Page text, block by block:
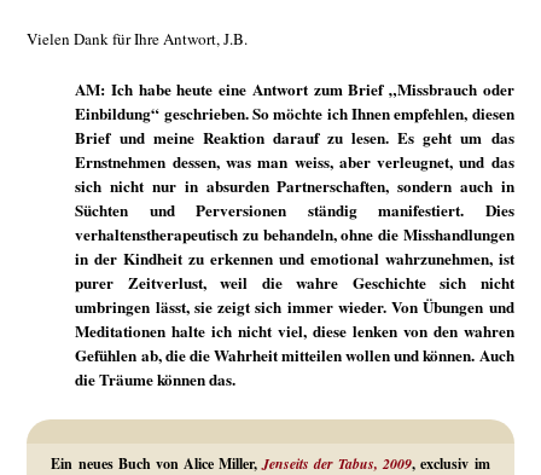
Vielen Dank für Ihre Antwort, J.B.
AM: Ich habe heute eine Antwort zum Brief „Missbrauch oder
Einbildung“ geschrieben. So möchte ich Ihnen empfehlen, diesen
Brief und meine Reaktion darauf zu lesen. Es geht um das
Ernstnehmen dessen, was man weiss, aber verleugnet, und das
sich nicht nur in absurden Partnerschaften, sondern auch in
Süchten und Perversionen ständig manifestiert. Dies
verhaltenstherapeutisch zu behandeln, ohne die Misshandlungen
in der Kindheit zu erkennen und emotional wahrzunehmen, ist
purer Zeitverlust, weil die wahre Geschichte sich nicht
umbringen lässt, sie zeigt sich immer wieder. Von Übungen und
Meditationen halte ich nicht viel, diese lenken von den wahren
Gefühlen ab, die die Wahrheit mitteilen wollen und können. Auch
die Träume können das.
Ein neues Buch von Alice Miller,Jenseits der Tabus, 2009, exclusiv im